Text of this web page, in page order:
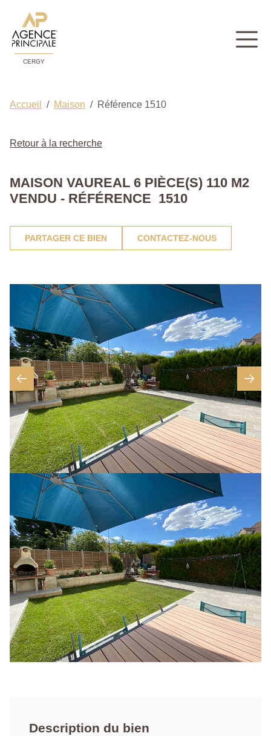
CERGY
Accueil Maison Référence 1510
Retour à la recherche
MAISON VAUREAL 6 PIÈCE(S) 110 M2
VENDU - RÉFÉRENCE 1510
PARTAGER CE BIEN CONTACTEZ-NOUS
Description du bien